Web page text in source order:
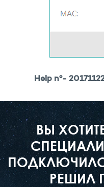
Help nº-
ВЫ
РЕШИЛ